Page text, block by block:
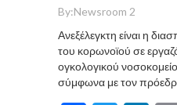
By:Newsroom 2
Ανεξέλεγκτη είναι η
του κορωνοϊού σε
ογκολογικού
σύμφωνα με τον